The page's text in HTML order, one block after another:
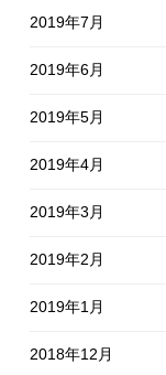
2019年7月
2019年6月
2019年5月
2019年4月
2019年3月
2019年2月
2019年1月
2018年12月